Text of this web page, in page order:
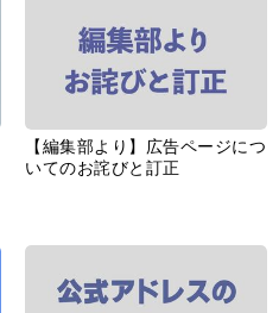
【編集部より】広告ページにつ
いてのお詫びと訂正